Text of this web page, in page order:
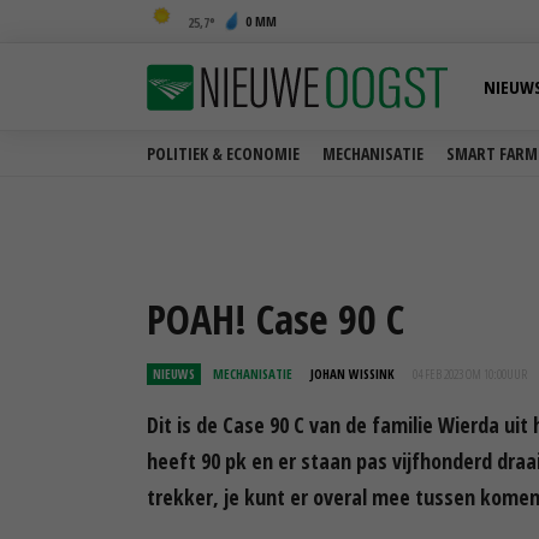
25,7 0 MM
POLITIEK & ECONOMIE MECHANISATIE SMART
POAH! Case 90 C
NIEUWS MECHANISATIE JOHAN WISSINK 04 FEB 2023 OM 10:00
Dit is de Case 90 C van de familie Wierda
heeft 90 pk en er staan pas vijfhonderd
trekker, je kunt er overal mee tussen